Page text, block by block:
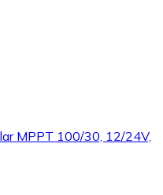
MPPT 100/30, 12/24V,